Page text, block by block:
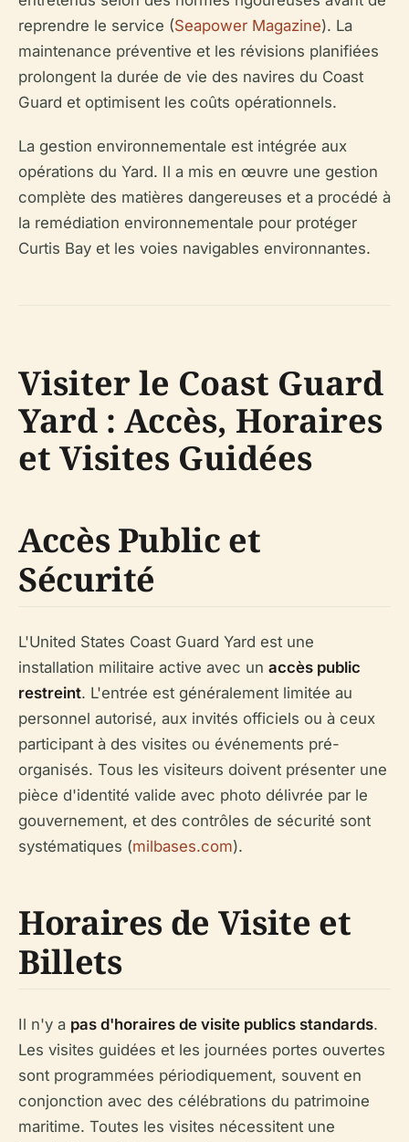
reprendre le service (Seapower Magazine). La
maintenance préventive et les révisions planifiées
prolongent la durée de vie des navires du Coast
Guard et optimisent les coûts opérationnels.
La gestion environnementale est intégrée aux
opérations du Yard. Il a mis en œuvre une gestion
complète des matières dangereuses et a procédé à
la remédiation environnementale pour protéger
Curtis Bay et les voies navigables environnantes.
Visiter le Coast Guard
Yard : Accès, Horaires
et Visites Guidées
Accès Public et
Sécurité
L'United States Coast Guard Yard est une
installation militaire active avec un accès public
restreint. L'entrée est généralement limitée au
personnel autorisé, aux invités officiels ou à ceux
participant à des visites ou événements pré-
organisés. Tous les visiteurs doivent présenter une
pièce d'identité valide avec photo délivrée par le
gouvernement, et des contrôles de sécurité sont
systématiques (milbases.com).
Horaires de Visite et
Billets
Il n'y a pas d'horaires de visite publics standards.
Les visites guidées et les journées portes ouvertes
sont programmées périodiquement, souvent en
conjonction avec des célébrations du patrimoine
maritime. Toutes les visites nécessitent une